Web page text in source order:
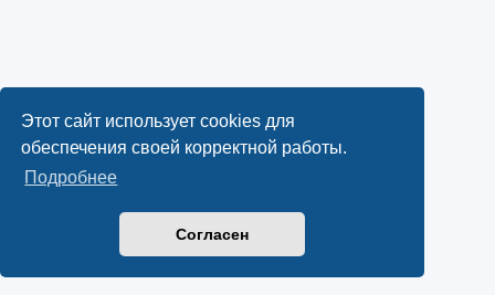
Этот сайт использует cookies для
обеспечения своей корректной работы.
Подробнее
Согласен